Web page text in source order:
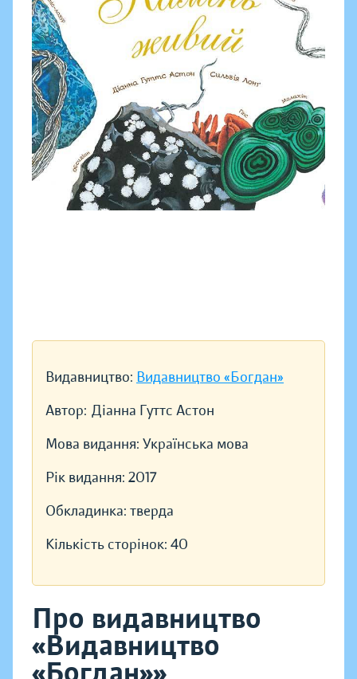
Видавництво: Видавництво «Богдан»
Автор: Діанна Гуттс Астон
Мова видання: Українська мова
Рік видання: 2017
Обкладинка: тверда
Кількість сторінок: 40
Про видавництво
«Видавництво